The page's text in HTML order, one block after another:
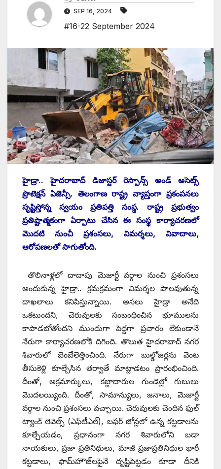
SEP 16, 2024
#16-22 September 2024
హైడ్రా.. హైదరాబాద్‌ ‌డిజాస్టర్‌ ‌రెస్పాన్స్ అం‌డ్‌ అసెట్స్
‌ప్రొటెక్షన్‌ ఏజెన్సీ. తెలంగాణ రాష్ట్ర వ్యాప్తంగా ప్రకంపనలు
సృష్టిస్తోన్న స్వయం ప్రతిపత్తి సంస్థ. రాష్ట్ర ప్రభుత్వం
ప్రతిష్టాత్మకంగా ఏర్పాటు చేసిన ఈ సంస్థ కార్యాచరణలో
మొదటి నుంచీ ప్రశంసలు, విమర్శలు, వివాదాలు,
ఆరోపణలతో సాగుతోంది.
తొలినాళ్లలో దాదాపు మెజార్టీ వర్గాల నుంచి ప్రశంసలు
అందుకున్న హైడ్రా.. క్రమక్రమంగా విమర్శల పాలవుతున్న
దాఖలాలు కనిపిస్తున్నాయి. అసలు హైడ్రా అనేది
ఒకటుందని, చెరువులకు సంబంధించిన భూములను
కాపాడబోతోందని ముందుగా పెద్దగా ప్రచారం లేకుండానే
నేరుగా కార్యాచరణలోకి దిగింది. తొలుత హైదరాబాద్‌ ‌నగర
శివారులో బెంబేలెత్తించింది. నేరుగా బుల్డోజర్లను వెంట
తీసుకెళ్లి కూల్చేసిన తర్వాతే మాట్లాడటం ప్రారంభించింది.
దీంతో, అక్రమార్కులు, కబ్జాదారుల గుండెల్లో గుబులు
మొదలయ్యింది. దీంతో, సామాన్యులు, జనాలు, మెజార్టీ
వర్గాల నుంచి ప్రశంసలు వచ్చాయి. చెరువులకు చెందిన ఫుల్‌
‌ట్యాంక్‌ ‌లెవెల్స్ (ఎఫ్‌టీఎల్‌), ‌బఫర్‌ ‌జోన్లలో ఉన్న కట్టడాలను
కూల్చేయడం, ప్రధానంగా నగర శివారులోని బడా
నాయకులు, ప్రజా ప్రతినిధులు, మాజీ ప్రజాప్రతినిధుల భారీ
కట్టడాలు, ఫామ్‌హౌజ్‌లపైనే దృష్టిపెట్టడం కూడా దీనికి